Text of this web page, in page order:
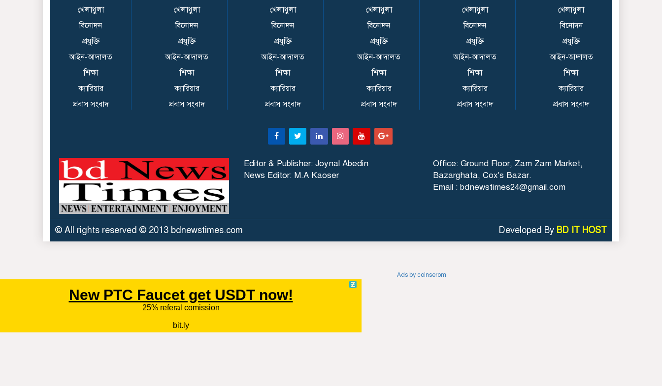
পুকুরে বিষ দিয়ে ১০ লাখ
টাকার মাছ নিধন
কালিয়াকৈরে ছিনতাইকারীর
হাতে অটোরিস্কাচালকের
৪২ শিক্ষকের বিরুদ্ধে
অনুসন্ধান কমিটি গঠন
tests after England
tour debacle | Cricket
খেলাধুলা
বিনোদন
প্রযুক্তি
আইন-আদালত
শিক্ষা
ক্যারিয়ার
প্রবাস সংবাদ
খেলাধুলা
বিনোদন
প্রযুক্তি
আইন-আদালত
শিক্ষা
ক্যারিয়ার
প্রবাস সংবাদ
খেলাধুলা
বিনোদন
প্রযুক্তি
আইন-আদালত
শিক্ষা
ক্যারিয়ার
প্রবাস সংবাদ
খেলাধুলা
বিনোদন
প্রযুক্তি
আইন-আদালত
শিক্ষা
ক্যারিয়ার
প্রবাস সংবাদ
খেলাধুলা
বিনোদন
প্রযুক্তি
আইন-আদালত
শিক্ষা
ক্যারিয়ার
প্রবাস সংবাদ
খেলাধুলা
বিনোদন
প্রযুক্তি
আইন-আদালত
শিক্ষা
ক্যারিয়ার
প্রবাস সংবাদ
Editor & Publisher: Joynal Abedin
News Editor: M.A Kaoser
Office: Ground Floor, Zam Zam Market,
Bazarghata, Cox's Bazar.
Email : bdnewstimes24@gmail.com
© All rights reserved © 2013 bdnewstimes.com Developed By BD IT HOST
Ads by coinserom